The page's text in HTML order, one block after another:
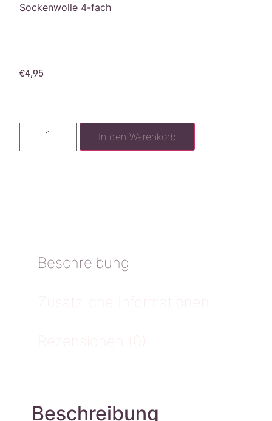
Sockenwolle 4-fach
€4,95
In den Warenkorb
Beschreibung
Zusätzliche Informationen
Rezensionen (0)
Beschreibung